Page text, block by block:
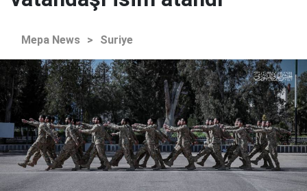
Mepa News > Suriye